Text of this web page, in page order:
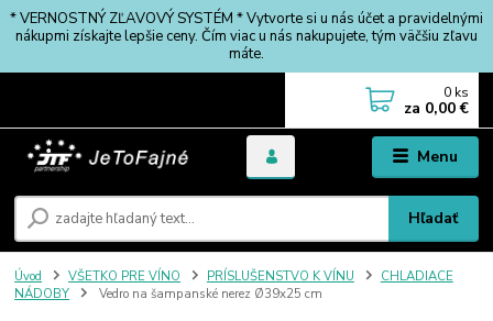
* VERNOSTNÝ ZĽAVOVÝ SYSTÉM * Vytvorte si u nás účet a pravidelnými
nákupmi získajte lepšie ceny. Čím viac u nás nakupujete, tým väčšiu zľavu
máte.
Menu
Hľadať
0 ks
za 0,00 €
Úvod VŠETKO PRE VÍNO PRÍSLUŠENSTVO K VÍNU
CHLADIACE
NÁDOBY
Vedro na šampanské nerez Ø39x25 cm